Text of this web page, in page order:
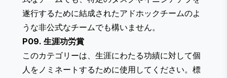
遂行するために結成されたアドホックチームのよ
うな非公式なチームでも構いません。
P09. 生涯功労賞
このカテゴリーは、生涯にわたる功績に対して個
人をノミネートするために使用してください。標